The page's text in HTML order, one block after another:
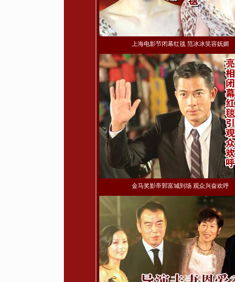
上海电影节闭幕红毯 范冰冰笑容妩媚
金马奖影帝郭富城到场 观众兴奋欢呼